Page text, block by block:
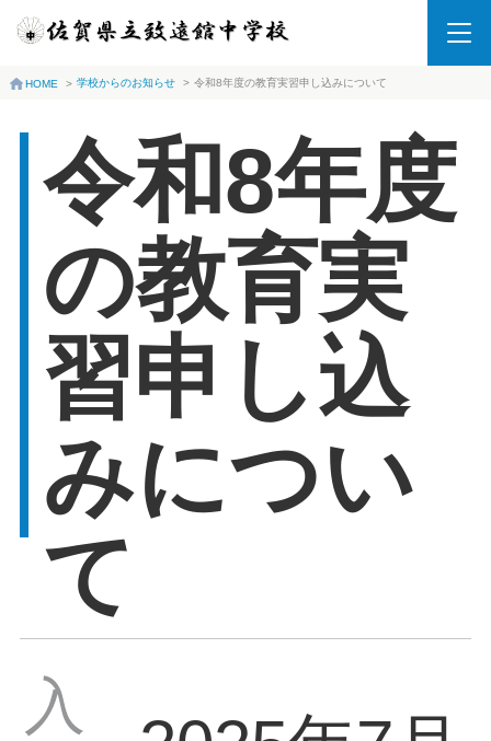
HOME > 学校からのお知らせ > 令和8年度の教育実習申し込みについて
令和8年度
の教育実
習申し込
みについ
て
入